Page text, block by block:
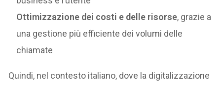
Ottimizzazione dei costi e delle risorse, grazie a
una gestione più efficiente dei volumi delle
chiamate
Quindi, nel contesto italiano, dove la digitalizzazione